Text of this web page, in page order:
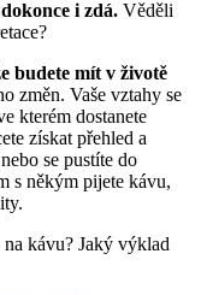
i zdá. Věděli
budete mít v životě
změn. Vaše vztahy se
kterém dostanete
získat přehled a
se pustíte do
s někým pijete kávu,
kávu? Jaký výklad